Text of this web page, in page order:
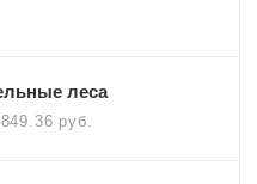
леса
руб.